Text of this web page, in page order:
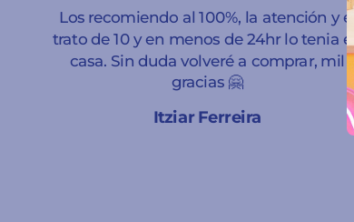
Los recomiendo al 100%, la atención y el
trato de 10 y en menos de 24hr lo tenia en
casa. Sin duda volveré a comprar, mil
gracias 🤗
Itziar Ferreira